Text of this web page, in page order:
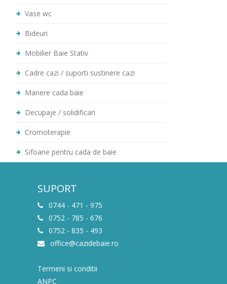
Vase wc
Bideuri
Mobilier Baie Stativ
Cadre cazi / suporti sustinere cazi
Manere cada baie
Decupaje / solidificari
Cromoterapie
Sifoane pentru cada de baie
SUPORT
0744 - 471 - 975
0752 - 785 - 676
0752 - 835 - 493
office@cazidebaie.ro
Termeni si conditii
ANPC